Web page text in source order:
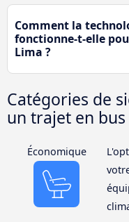
Comment la
fonctionne-t-elle
Lima ?
Catégories de
un trajet en bus
Économique